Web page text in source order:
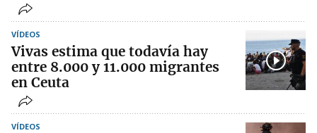
VÍDEOS
Vivas estima que todavía hay
entre 8.000 y 11.000 migrantes
en Ceuta
VÍDEOS